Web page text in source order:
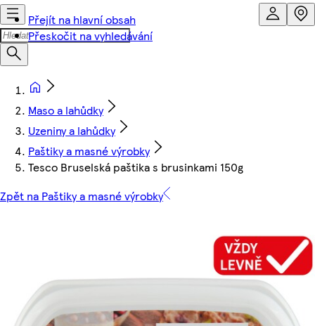
Přejít na hlavní obsah
Přeskočit na vyhledávání
Maso a lahůdky
Uzeniny a lahůdky
Paštiky a masné výrobky
Tesco Bruselská paštika s brusinkami 150g
Zpět na Paštiky a masné výrobky